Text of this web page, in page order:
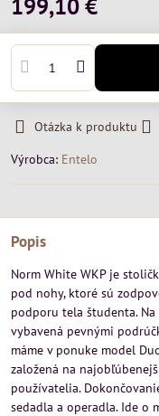
199,10 €
Otázka k produktu
Výrobca: Entelo
Popis
Norm White WKP je
pod nohy, ktoré sú
podporu tela študenta.
vybavená pevnými
máme v ponuke model
založená na
používatelia.
sedadla a operadla. Ide o